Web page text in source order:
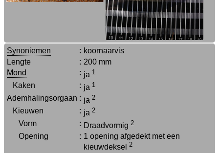
Synoniemen : koornaarvis
Lengte
: 200 mm
Mond
: ja 1
Kaken : ja 1
Ademhalingsorgaan : ja 2
Kieuwen : ja 2
Vorm : Draadvormig 2
Opening : 1 opening afgedekt met een
kieuwdeksel 2